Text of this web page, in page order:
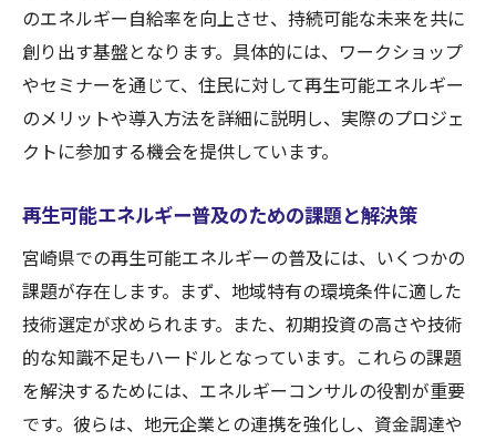
のエネルギー自給率を向上させ、持続可能な未来を共に
創り出す基盤となります。具体的には、ワークショップ
やセミナーを通じて、住民に対して再生可能エネルギー
のメリットや導入方法を詳細に説明し、実際のプロジェ
クトに参加する機会を提供しています。
再生可能エネルギー普及のための課題と解決策
宮崎県での再生可能エネルギーの普及には、いくつかの
課題が存在します。まず、地域特有の環境条件に適した
技術選定が求められます。また、初期投資の高さや技術
的な知識不足もハードルとなっています。これらの課題
を解決するためには、エネルギーコンサルの役割が重要
です。彼らは、地元企業との連携を強化し、資金調達や